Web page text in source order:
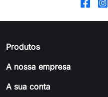
Produtos
A nossa empresa
A sua conta